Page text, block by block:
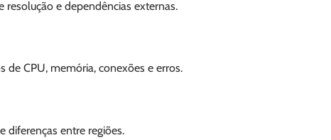
resolução e dependências externas.
de CPU, memória, conexões e erros.
diferenças entre regiões.